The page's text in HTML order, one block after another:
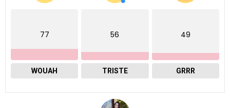
77
WOUAH
56
TRISTE
49
GRRR